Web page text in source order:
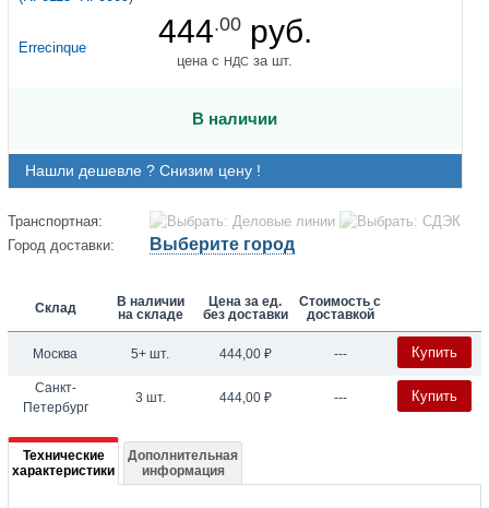
444.00 руб.
цена с НДС за шт.
В наличии
Нашли дешевле ? Снизим цену !
Транспортная:
Город доставки:
Выберите город
Склад
В наличии
на складе
Цена за ед.
без доставки
Стоимость с
доставкой
Москва 5+ шт. 444,00 ₽ --- Купить
Санкт-
Петербург
3 шт. 444,00 ₽ --- Купить
Подробная
информация
Технические
характеристики
Дополнительная
информация